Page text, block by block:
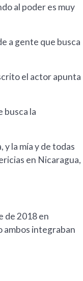
al poder es muy
a gente que busca
el actor apunta
busca la
la mía y de todas
en Nicaragua,
de 2018 en
ambos integraban